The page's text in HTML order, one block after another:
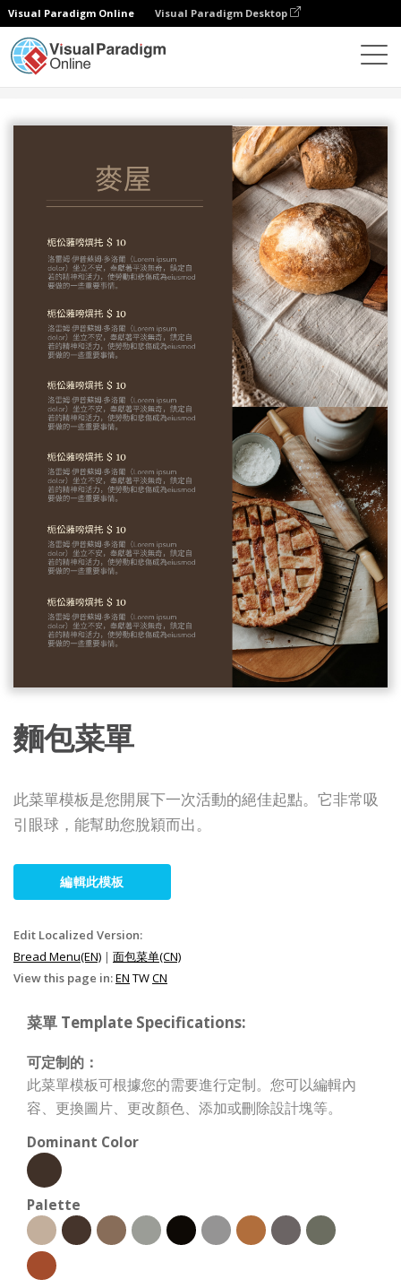
Visual Paradigm Online Visual Paradigm Desktop
麵包菜單
此菜單模板是您開展下一次活動的絕佳起點。它非常吸
引眼球，能幫助您脫穎而出。
編輯此模板
Edit Localized Version:
Bread Menu(EN) | 面包菜单(CN)
View this page in:EN TWCN
菜單 Template Specifications:
可定制的：
此菜單模板可根據您的需要進行定制。您可以編輯內
容、更換圖片、更改顏色、添加或刪除設計塊等。
Dominant Color
Palette